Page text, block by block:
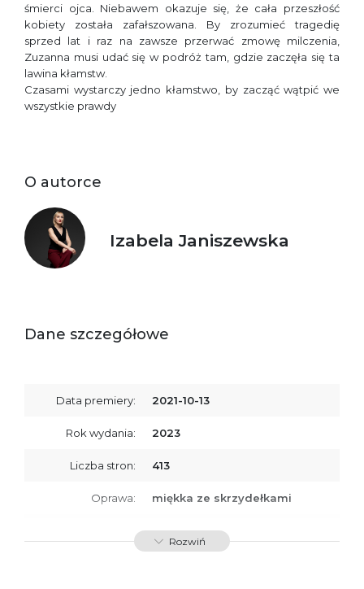
śmierci ojca. Niebawem okazuje się, że cała przeszłość
kobiety została zafałszowana. By zrozumieć tragedię
sprzed lat i raz na zawsze przerwać zmowę milczenia,
Zuzanna musi udać się w podróż tam, gdzie zaczęła się ta
lawina kłamstw.
Czasami wystarczy jedno kłamstwo, by zacząć wątpić we
wszystkie prawdy
O autorce
Izabela Janiszewska
Dane szczegółowe
Data premiery: 2021-10-13
Rok wydania: 2023
Liczba stron: 413
Oprawa: miękka ze skrzydełkami
9788367891356
Rozwiń